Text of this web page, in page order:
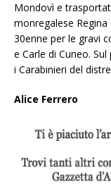
Mondovì e
monregalese
30enne per le gravi
e Carle di Cuneo.
i Carabinieri del
Alice Ferrero